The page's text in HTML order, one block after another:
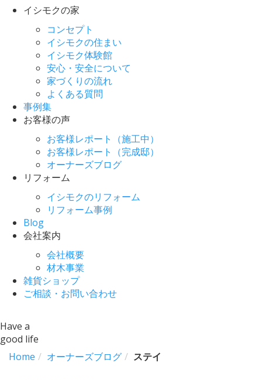
イシモクの家
コンセプト
イシモクの住まい
イシモク体験館
安心・安全について
家づくりの流れ
よくある質問
事例集
お客様の声
お客様レポート（施工中）
お客様レポート（完成邸）
オーナーズブログ
リフォーム
イシモクのリフォーム
リフォーム事例
Blog
会社案内
会社概要
材木事業
雑貨ショップ
ご相談・お問い合わせ
Have a
good life
Home
オーナーズブログ ステイ